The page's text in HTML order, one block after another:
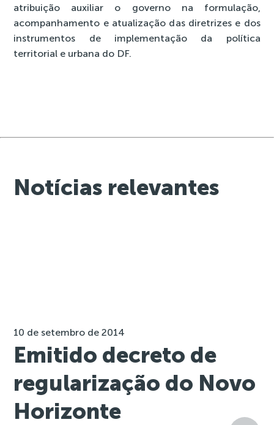
atribuição auxiliar o governo na formulação,
acompanhamento e atualização das diretrizes e dos
instrumentos de implementação da política
territorial e urbana do DF.
Notícias relevantes
10 de setembro de 2014
Emitido decreto de
regularização do Novo
Horizonte